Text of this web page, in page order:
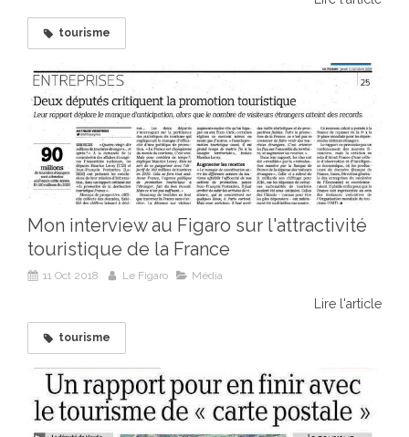
tourisme
Mon interview au Figaro sur l'attractivité
touristique de la France
11 Oct 2018 Le Figaro Média
Lire l'article
tourisme